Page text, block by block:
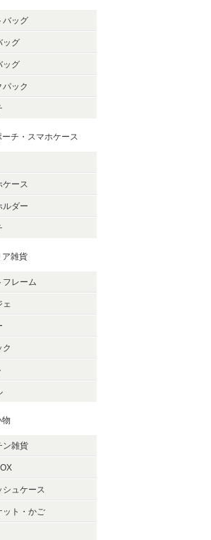
バッグ
ッグ
ッグ
パック
ーチ・スマホケース
ケース
ルダー
ア雑貨
フレーム
ェ
ク
物
ン雑貨
シュケース
ット・かご